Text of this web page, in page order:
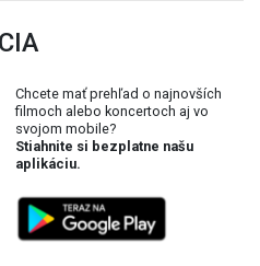
Chcete mať prehľad o najnovších
filmoch alebo koncertoch aj vo
svojom mobile?
Stiahnite si bezplatne našu
aplikáciu.